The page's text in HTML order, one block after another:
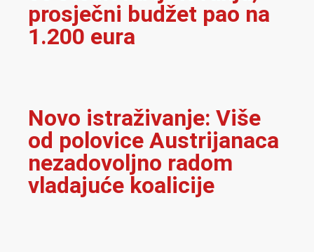
prosječni budžet pao na
1.200 eura
Novo istraživanje: Više
od polovice Austrijanaca
nezadovoljno radom
vladajuće koalicije